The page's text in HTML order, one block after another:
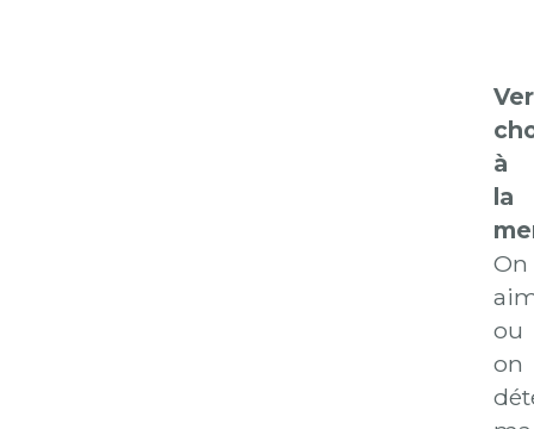
à
la
On
ou
on